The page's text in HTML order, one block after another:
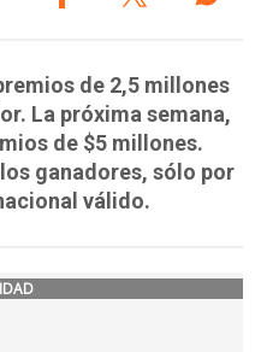
de 2,5 millones
La próxima semana,
de $5 millones.
ganadores, sólo por
válido.